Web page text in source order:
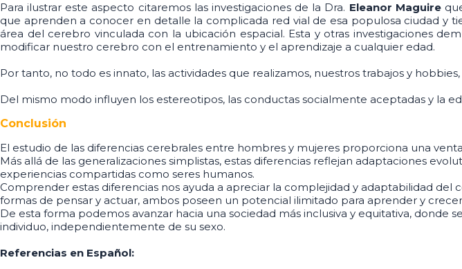
Para ilustrar este aspecto citaremos las investigaciones de la Dra. Eleanor Maguire
que aprenden a conocer en detalle la complicada red vial de esa populosa ciudad y
área del cerebro vinculada con la ubicación espacial. Esta y otras investigaciones
modificar nuestro cerebro con el entrenamiento y el aprendizaje a cualquier edad.
Por tanto, no todo es innato, las actividades que realizamos, nuestros trabajos y
Del mismo modo influyen los estereotipos, las conductas socialmente aceptadas y la
Conclusión
El estudio de las diferencias cerebrales entre hombres y mujeres proporciona una
Más allá de las generalizaciones simplistas, estas diferencias reflejan adaptaciones
experiencias compartidas como seres humanos.
Comprender estas diferencias nos ayuda a apreciar la complejidad y adaptabilidad
formas de pensar y actuar, ambos poseen un potencial ilimitado para aprender y
De esta forma podemos avanzar hacia una sociedad más inclusiva y equitativa, donde
individuo, independientemente de su sexo.
Referencias en Español: